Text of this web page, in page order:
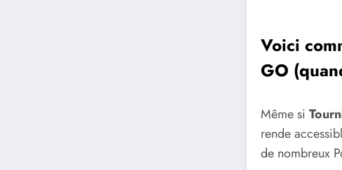
Voici
GO
Même si
rende
de nombreux